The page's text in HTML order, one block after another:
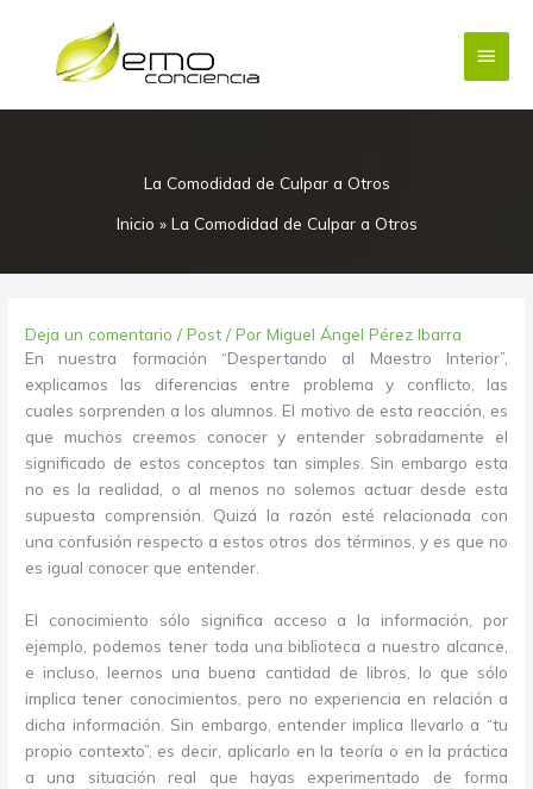
contenido
Menú
La Comodidad de Culpar a Otros
Inicio » La Comodidad de Culpar a Otros
Deja un comentario /Post / PorMiguel Ángel Pérez Ibarra
En nuestra formación “Despertando al Maestro Interior”,
explicamos las diferencias entre problema y conflicto, las
cuales sorprenden a los alumnos. El motivo de esta reacción, es
que muchos creemos conocer y entender sobradamente el
significado de estos conceptos tan simples. Sin embargo esta
no es la realidad, o al menos no solemos actuar desde esta
supuesta comprensión. Quizá la razón esté relacionada con
una confusión respecto a estos otros dos términos, y es que no
es igual conocer que entender.
El conocimiento sólo significa acceso a la información, por
ejemplo, podemos tener toda una biblioteca a nuestro alcance,
e incluso, leernos una buena cantidad de libros, lo que sólo
implica tener conocimientos, pero no experiencia en relación a
dicha información. Sin embargo, entender implica llevarlo a “tu
propio contexto”, es decir, aplicarlo en la teoría o en la práctica
a una situación real que hayas experimentado de forma